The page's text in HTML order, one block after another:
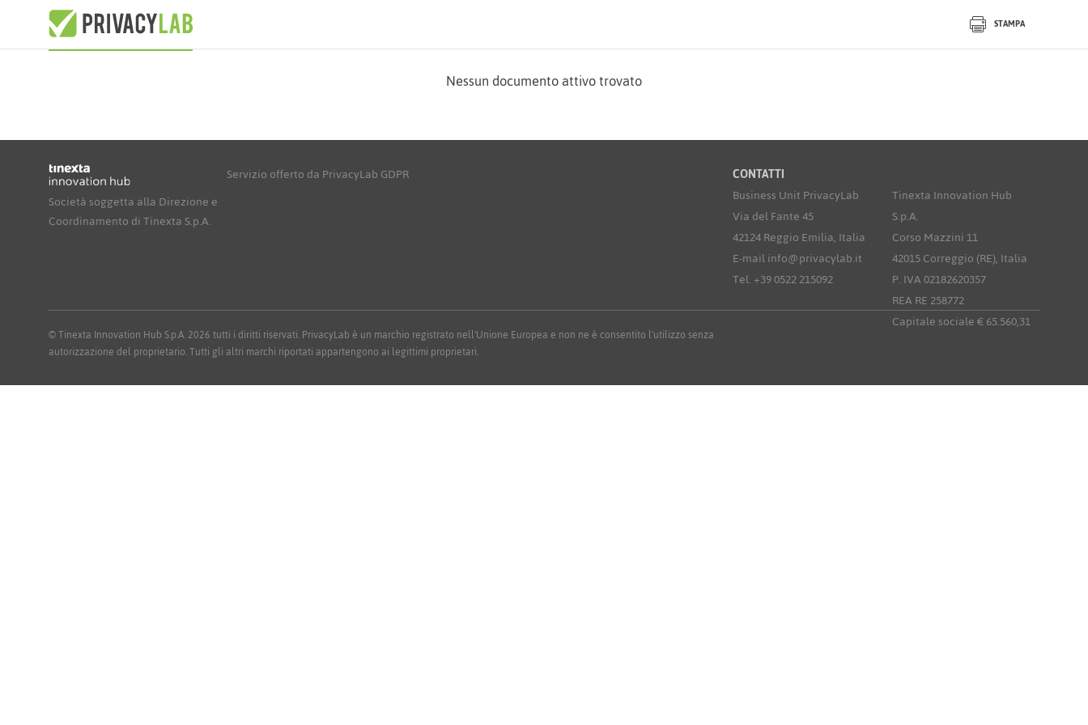
STAMPA
Nessun documento attivo trovato
Società soggetta alla Direzione e
Coordinamento di Tinexta S.p.A.
Servizio offerto da PrivacyLab GDPR
CONTATTI
Business Unit PrivacyLab
Via del Fante 45
42124 Reggio Emilia, Italia
E-mail info@privacylab.it
Tel. +39 0522 215092
Tinexta Innovation Hub
S.p.A.
Corso Mazzini 11
42015 Correggio (RE), Italia
P. IVA 02182620357
REA RE 258772
Capitale sociale € 65.560,31
© Tinexta Innovation Hub S.p.A. 2026 tutti i diritti riservati. PrivacyLab è un marchio registrato nell'Unione Europea e non ne è consentito l'utilizzo senza
autorizzazione del proprietario. Tutti gli altri marchi riportati appartengono ai legittimi proprietari.